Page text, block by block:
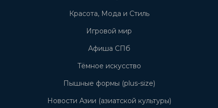
Красота, Мода и Стиль
Игровой мир
Афиша СПб
Тёмное искусство
Пышные формы (plus-size)
Новости Азии (азиатской культуры)